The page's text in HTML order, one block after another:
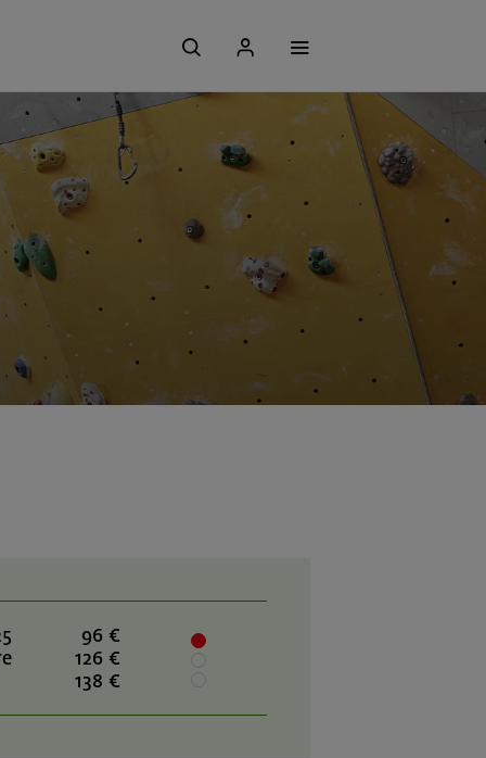
96 €
126 €
138 €